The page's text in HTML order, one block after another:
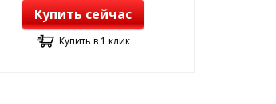
Купить сейчас
Купить в 1 клик